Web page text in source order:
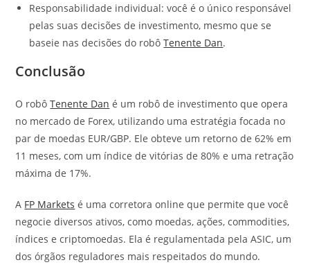
Responsabilidade individual: você é o único responsável
pelas suas decisões de investimento, mesmo que se
baseie nas decisões do robôTenente Dan.
Conclusão
O robôTenente Dan é um robô de investimento que opera
no mercado de Forex, utilizando uma estratégia focada no
par de moedas EUR/GBP. Ele obteve um retorno de 62% em
11 meses, com um índice de vitórias de 80% e uma retração
máxima de 17%.
A FP Markets é uma corretora online que permite que você
negocie diversos ativos, como moedas, ações, commodities,
índices e criptomoedas. Ela é regulamentada pela ASIC, um
dos órgãos reguladores mais respeitados do mundo.